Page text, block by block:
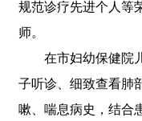
规范诊疗先进个人等
师。
在市妇幼保健院儿
子听诊、细致查看肺
嗽、喘息病史，结合